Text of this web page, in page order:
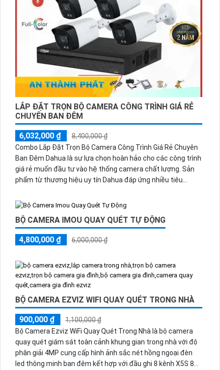
LẮP ĐẶT TRỌN BỘ CAMERA CÔNG TRÌNH GIÁ RẺ
CHUYÊN BAN ĐÊM
6,032,000 ₫
8,400,000 ₫
Combo Lắp Đặt Trọn Bộ Camera Công Trình Giá Rẻ Chuyên
Ban Đêm Dahua là sự lựa chọn hoàn hảo cho các công trình
giá rẻ muốn đầu tư vào hệ thống camera chất lượng. Sản
phẩm từ thương hiệu uy tín Dahua đáp ứng nhiều tiêu
BỘ CAMERA IMOU QUAY QUÉT TỰ ĐỘNG
4,800,000 ₫ 6,000,000 ₫
BỘ CAMERA EZVIZ WIFI QUAY QUÉT TRONG NHÀ
900,000 ₫
1,100,000 ₫
Bộ Camera Ezviz WiFi Quay Quét Trong Nhà là bộ camera
quay quét giám sát toàn cảnh khung gian trong nhà với độ
phân giải 4MP cung cấp hình ảnh sắc nét hồng ngoại đèn
led thông minh ban đêm kết hợp với đầu ghi 8 kênh X5S 8W